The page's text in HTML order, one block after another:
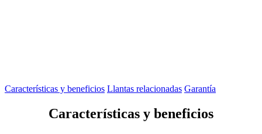
Características y beneficios Llantas relacionadas Garantía
Características y beneficios